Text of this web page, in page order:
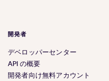
開発者
デベロッパーセンター
API の概要
開発者向け無料アカウント